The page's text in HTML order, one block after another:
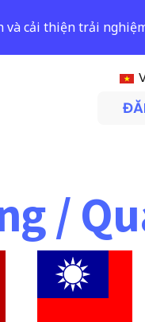
/
và cải thiện trải